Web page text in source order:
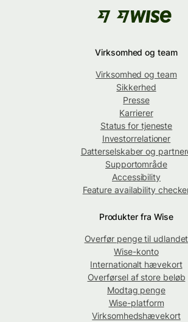
Virksomhed og team
Virksomhed og team
Sikkerhed
Presse
Karrierer
Status for tjeneste
Investorrelationer
Datterselskaber og
Supportområde
Accessibility
Feature availability
Produkter fra Wise
Overfør penge til udlandet
Wise-konto
Internationalt hævekort
Overførsel af store beløb
Modtag penge
Wise-platform
Virksomhedshævekort